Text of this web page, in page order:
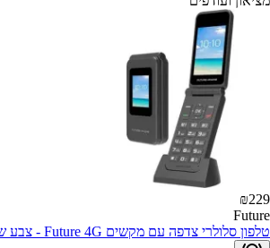
₪229
Future
טלפון סלולרי צדפה עם מקשים Future 4G - צבע שחור